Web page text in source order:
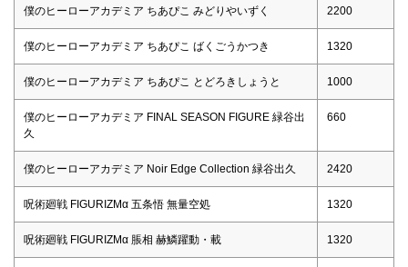
僕のヒーローアカデミア ちあぴこ みどりやいずく 2200
僕のヒーローアカデミア ちあぴこ ばくごうかつき 1320
僕のヒーローアカデミア ちあぴこ とどろきしょうと 1000
僕のヒーローアカデミア FINAL SEASON FIGURE 緑谷出
久
660
僕のヒーローアカデミア Noir Edge Collection 緑谷出久 2420
呪術廻戦 FIGURIZMα 五条悟 無量空処 1320
呪術廻戦 FIGURIZMα 脹相 赫鱗躍動・載 1320